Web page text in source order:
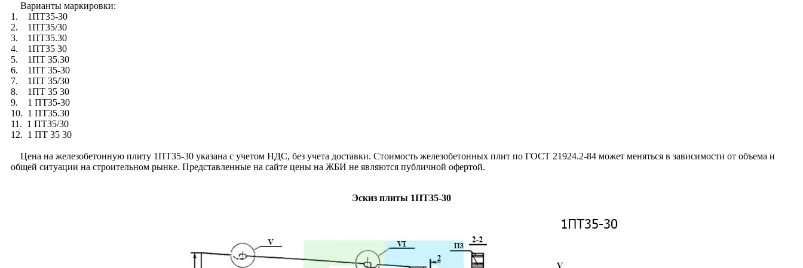
Варианты маркировки:
1. 1ПТ35-30
2. 1ПТ35/30
3. 1ПТ35.30
4. 1ПТ35 30
5. 1ПТ 35.30
6. 1ПТ 35-30
7. 1ПТ 35/30
8. 1ПТ 35 30
9. 1 ПТ35-30
10. 1 ПТ35.30
11. 1 ПТ35/30
12. 1 ПТ 35 30
Цена на железобетонную плиту 1ПТ35-30 указана с учетом НДС, без учета доставки. Стоимость железобетонных плит по ГОСТ 21924.2-84 может меняться в зависимости от объема и
общей ситуации на строительном рынке. Представленные на сайте цены на ЖБИ не являются публичной офертой.
Эскиз плиты 1ПТ35-30